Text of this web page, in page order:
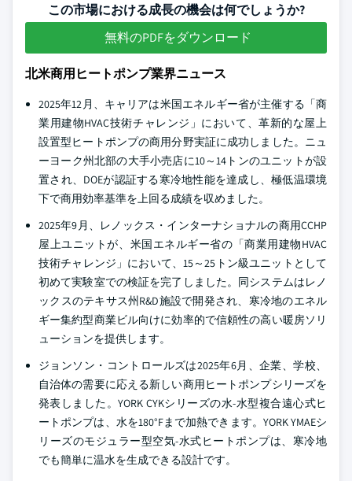
この市場における成長の機会は何でしょうか?
無料のPDFをダウンロード
北米商用ヒートポンプ業界ニュース
2025年12月、キャリアは米国エネルギー省が主催する「商
業用建物HVAC技術チャレンジ」において、革新的な屋上
設置型ヒートポンプの商用分野実証に成功しました。ニュ
ーヨーク州北部の大手小売店に10～14トンのユニットが設
置され、DOEが認証する寒冷地性能を達成し、極低温環境
下で商用効率基準を上回る成績を収めました。
2025年9月、レノックス・インターナショナルの商用CCHP
屋上ユニットが、米国エネルギー省の「商業用建物HVAC
技術チャレンジ」において、15～25トン級ユニットとして
初めて実験室での検証を完了しました。同システムはレノ
ックスのテキサス州R&D施設で開発され、寒冷地のエネル
ギー集約型商業ビル向けに効率的で信頼性の高い暖房ソリ
ューションを提供します。
ジョンソン・コントロールズは2025年6月、企業、学校、
自治体の需要に応える新しい商用ヒートポンプシリーズを
発表しました。YORK CYKシリーズの水-水型複合遠心式ヒ
ートポンプは、水を180°Fまで加熱できます。YORK YMAEシ
リーズのモジュラー型空気-水式ヒートポンプは、寒冷地
でも簡単に温水を生成できる設計です。